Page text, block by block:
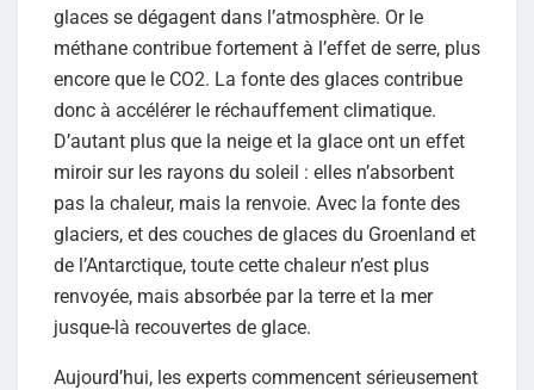
glaces se dégagent dans l’atmosphère. Or le
méthane contribue fortement à l’effet de serre, plus
encore que le CO2. La fonte des glaces contribue
donc à accélérer le réchauffement climatique.
D’autant plus que la neige et la glace ont un effet
miroir sur les rayons du soleil : elles n’absorbent
pas la chaleur, mais la renvoie. Avec la fonte des
glaciers, et des couches de glaces du Groenland et
de l’Antarctique, toute cette chaleur n’est plus
renvoyée, mais absorbée par la terre et la mer
jusque-là recouvertes de glace.
Aujourd’hui, les experts commencent sérieusement